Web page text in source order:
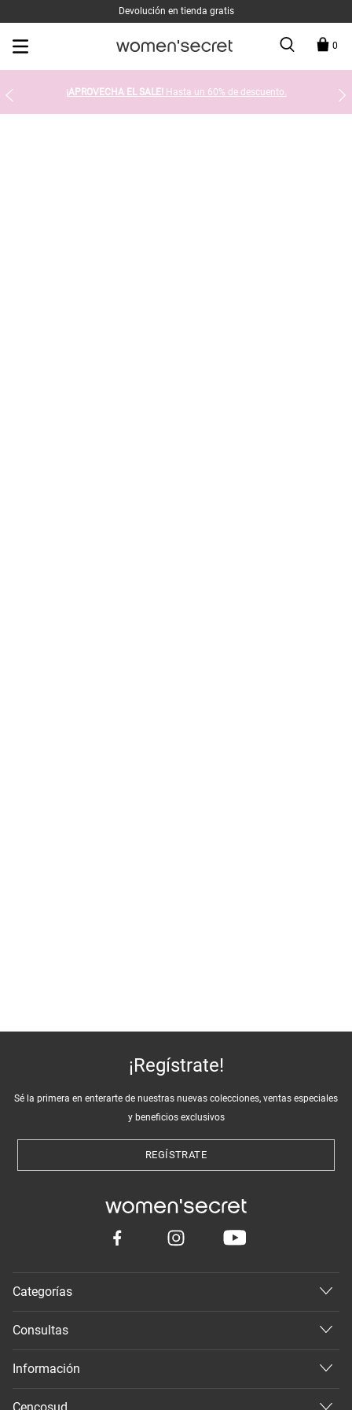
Devolución en tienda gratis
0
¡APROVECHA EL SALE! Hasta un 60% de descuento.
¡Regístrate!
Sé la primera en enterarte de nuestras nuevas colecciones, ventas especiales
y beneficios exclusivos
REGÍSTRATE
Categorías
Consultas
Información
Cencosud